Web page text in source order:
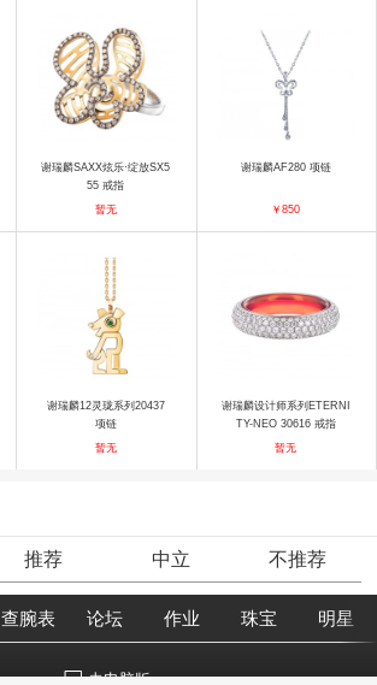
谢瑞麟SAXX炫乐·绽放SX5
55 戒指
暂无
谢瑞麟AF280 项链
￥850
谢瑞麟12灵珑系列20437
项链
暂无
谢瑞麟设计师系列ETERNI
TY-NEO 30616 戒指
暂无
推荐 中立 不推荐
查腕表 论坛 作业 珠宝 明星
去电脑版